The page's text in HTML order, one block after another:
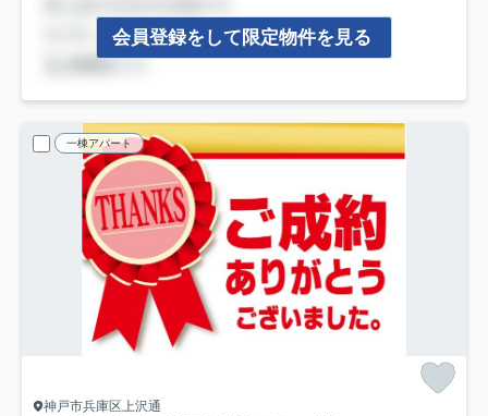
会員登録をして限定物件を見る
一棟アパート
神戸市兵庫区上沢通